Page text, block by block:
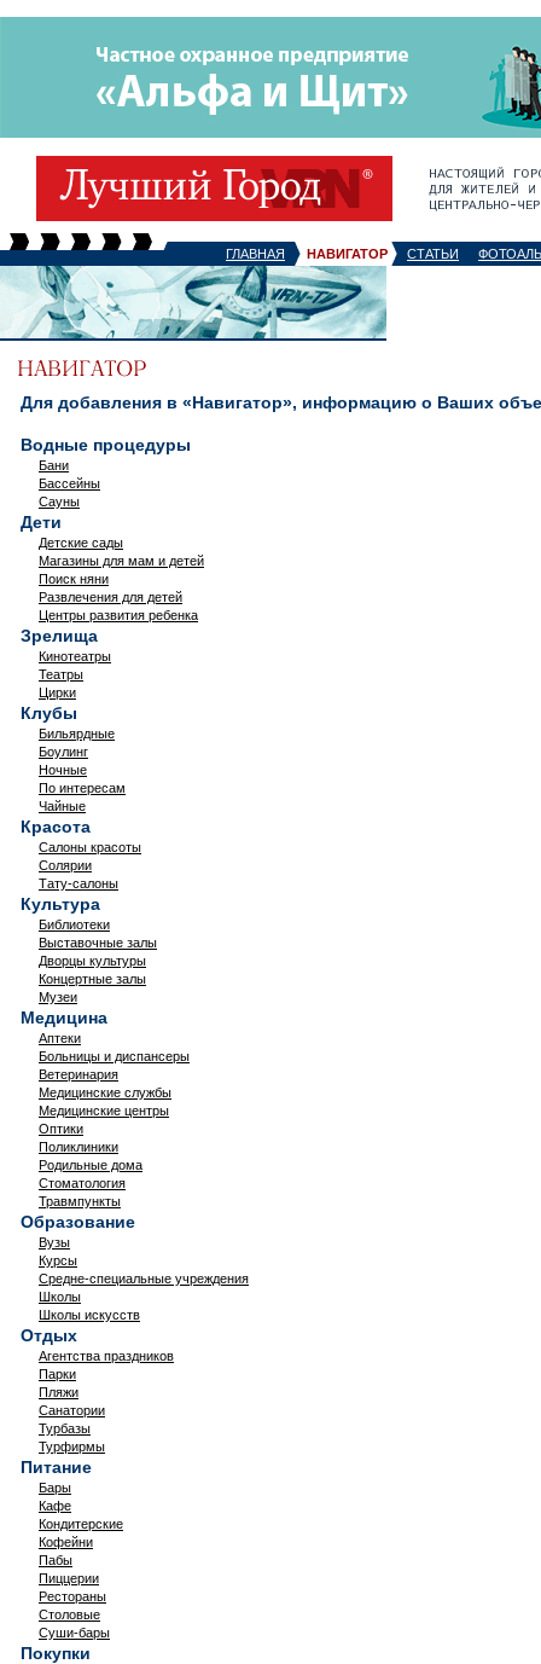
ГЛАВНАЯ НАВИГАТОР СТАТЬИ
Для добавления в «Навигатор», информацию о Ваших
Водные процедуры
Бани
Бассейны
Сауны
Дети
Детские сады
Магазины для мам и детей
Поиск няни
Развлечения для детей
Центры развития ребенка
Зрелища
Кинотеатры
Театры
Цирки
Клубы
Бильярдные
Боулинг
Ночные
По интересам
Чайные
Красота
Салоны красоты
Солярии
Тату-салоны
Культура
Библиотеки
Выставочные залы
Дворцы культуры
Концертные залы
Музеи
Медицина
Аптеки
Больницы и диспансеры
Ветеринария
Медицинские службы
Медицинские центры
Оптики
Поликлиники
Родильные дома
Стоматология
Травмпункты
Образование
Вузы
Курсы
Средне-специальные учреждения
Школы
Школы искусств
Отдых
Агентства праздников
Парки
Пляжи
Санатории
Турбазы
Турфирмы
Питание
Бары
Кафе
Кондитерские
Кофейни
Пабы
Пиццерии
Рестораны
Столовые
Суши-бары
Покупки